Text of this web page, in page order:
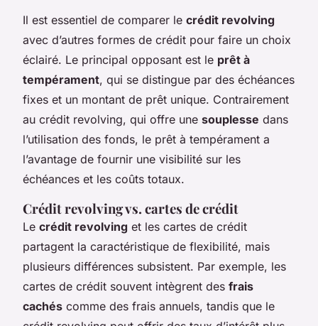
Il est essentiel de comparer le crédit revolving
avec d’autres formes de crédit pour faire un choix
éclairé. Le principal opposant est le prêt à
tempérament, qui se distingue par des échéances
fixes et un montant de prêt unique. Contrairement
au crédit revolving, qui offre une souplesse dans
l’utilisation des fonds, le prêt à tempérament a
l’avantage de fournir une visibilité sur les
échéances et les coûts totaux.
Crédit revolving vs. cartes de crédit
Le crédit revolving et les cartes de crédit
partagent la caractéristique de flexibilité, mais
plusieurs différences subsistent. Par exemple, les
cartes de crédit souvent intègrent des frais
cachés comme des frais annuels, tandis que le